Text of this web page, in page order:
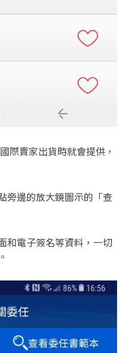
際賣家出貨時就會提供，
旁邊的放大鏡圖示的「查
和電子簽名等資料，一切